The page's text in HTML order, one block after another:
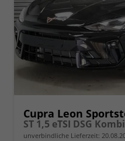
Cupra Leon
ST 1,5 eTSI DSG
unverbindliche Lieferzeit: